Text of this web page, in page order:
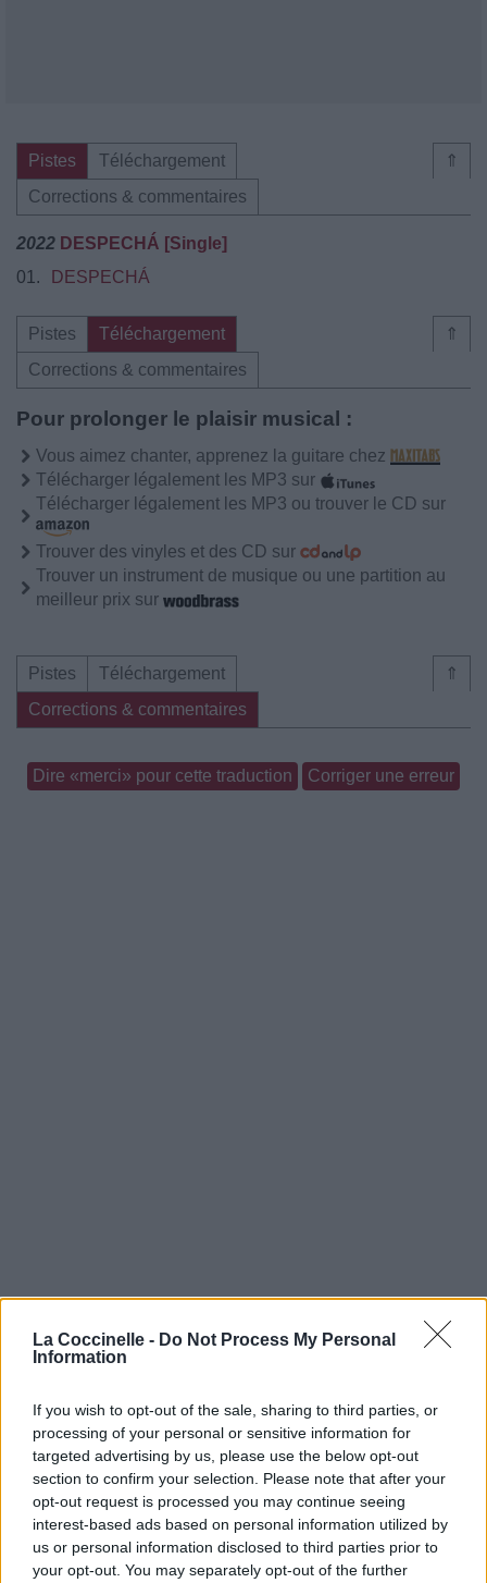
La Coccinelle - Do Not Process My Personal
Information
If you wish to opt-out of the sale, sharing to third parties, or
processing of your personal or sensitive information for
targeted advertising by us, please use the below opt-out
section to confirm your selection. Please note that after your
opt-out request is processed you may continue seeing
interest-based ads based on personal information utilized by
us or personal information disclosed to third parties prior to
your opt-out. You may separately opt-out of the further
⇑
Pistes
Téléchargement
Corrections & commentaires
2022 DESPECHÁ [Single]
01.
DESPECHÁ
⇑
Pistes
Téléchargement
Corrections & commentaires
Pour prolonger le plaisir musical :
Vous aimez chanter, apprenez la guitare chez
Télécharger légalement les MP3 sur
Télécharger légalement les MP3 ou trouver le CD sur
Trouver des vinyles et des CD sur
Trouver un instrument de musique ou une partition au
meilleur prix sur
⇑
Pistes
Téléchargement
Corrections & commentaires
Dire «merci» pour cette traduction Corriger une erreur